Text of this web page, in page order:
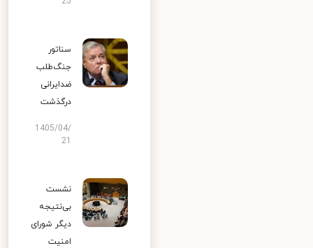
سناتور
جنگ‌طلب
ضدایرانی
درگذشت
1405/04/
نشست
بی‌نتیجه
دیگر شورای
امنیت